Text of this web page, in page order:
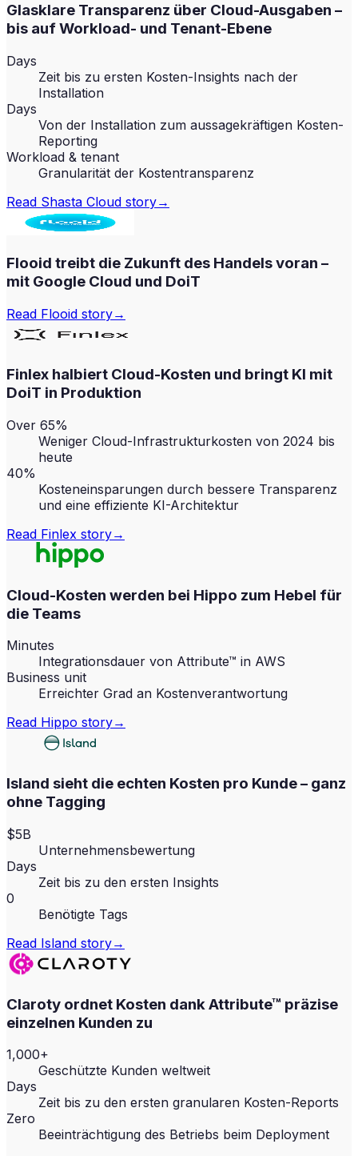
Glasklare Transparenz über Cloud-Ausgaben –
bis auf Workload- und Tenant-Ebene
Days
Zeit bis zu ersten Kosten-Insights nach der
Installation
Days
Von der Installation zum aussagekräftigen Kosten-
Reporting
Workload & tenant
Granularität der Kostentransparenz
Read Shasta Cloud story→
Flooid treibt die Zukunft des Handels voran –
mit Google Cloud und DoiT
Read Flooid story→
Finlex halbiert Cloud-Kosten und bringt KI mit
DoiT in Produktion
Over 65%
Weniger Cloud-Infrastrukturkosten von 2024 bis
heute
40%
Kosteneinsparungen durch bessere Transparenz
und eine effiziente KI-Architektur
Read Finlex story→
Cloud-Kosten werden bei Hippo zum Hebel für
die Teams
Minutes
Integrationsdauer von Attribute™ in AWS
Business unit
Erreichter Grad an Kostenverantwortung
Read Hippo story→
Island sieht die echten Kosten pro Kunde – ganz
ohne Tagging
$5B
Unternehmensbewertung
Days
Zeit bis zu den ersten Insights
0
Benötigte Tags
Read Island story→
Claroty ordnet Kosten dank Attribute™ präzise
einzelnen Kunden zu
1,000+
Geschützte Kunden weltweit
Days
Zeit bis zu den ersten granularen Kosten-Reports
Zero
Beeinträchtigung des Betriebs beim Deployment